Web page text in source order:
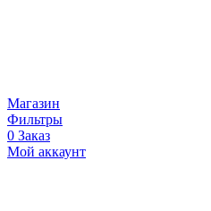
Магазин
Фильтры
0 Заказ
Мой аккаунт